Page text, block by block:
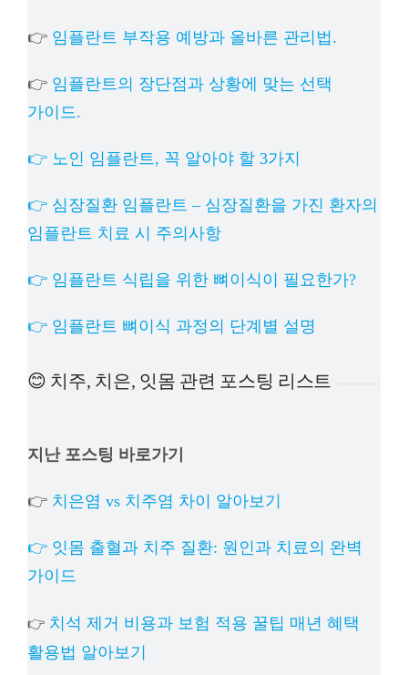
👉 임플란트 부작용 예방과 올바른 관리법.
👉 임플란트의 장단점과 상황에 맞는 선택
가이드.
👉 노인 임플란트, 꼭 알아야 할 3가지
👉 심장질환 임플란트 – 심장질환을 가진 환자의
임플란트 치료 시 주의사항
👉 임플란트 식립을 위한 뼈이식이 필요한가?
👉 임플란트 뼈이식 과정의 단계별 설명
😊 치주, 치은, 잇몸 관련 포스팅 리스트
지난 포스팅 바로가기
👉 치은염 vs 치주염 차이 알아보기
👉 잇몸 출혈과 치주 질환: 원인과 치료의 완벽
가이드
👉 치석 제거 비용과 보험 적용 꿀팁 매년 혜택
활용법 알아보기